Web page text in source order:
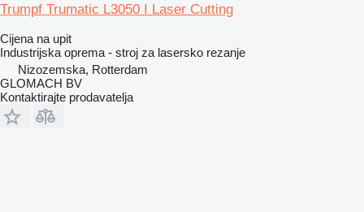
Trumpf Trumatic L3050 I Laser Cutting
Cijena na upit
Industrijska oprema - stroj za lasersko rezanje
Nizozemska, Rotterdam
GLOMACH BV
Kontaktirajte prodavatelja